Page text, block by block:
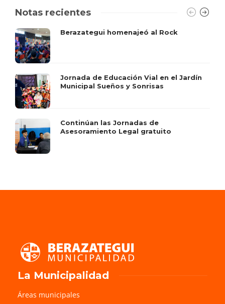
Notas recientes
Berazategui homenajeó al Rock
Jornada de Educación Vial en el Jardín
Municipal Sueños y Sonrisas
Continúan las Jornadas de
Asesoramiento Legal gratuito
La Municipalidad
Áreas municipales